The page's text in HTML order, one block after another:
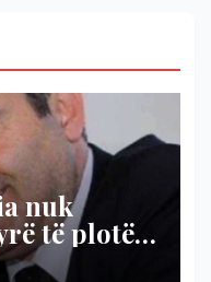
nuk
të plotë